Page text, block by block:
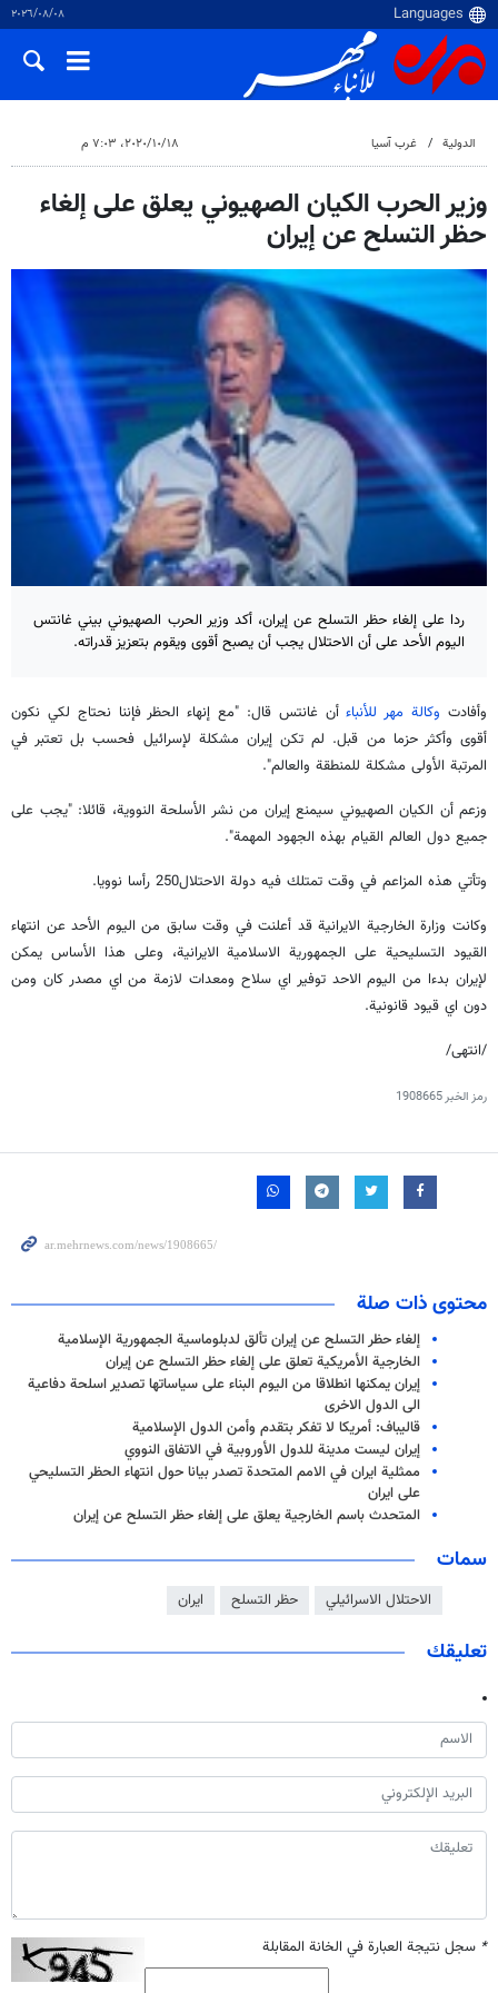
٠٨‏/٠٨‏/٢٠٢٦
الدولية غرب آسیا ١٨‏/١٠‏/٢٠٢٠، ٧:٠٣ م
وزير الحرب الکیان الصهيوني يعلق على إلغاء
حظر التسلح عن إيران
ردا على إلغاء حظر التسلح عن إيران، أكد وزير الحرب الصهیوني بيني غانتس
اليوم الأحد على أن الاحتلال يجب أن يصبح أقوى ويقوم بتعزيز قدراته.
وأفادت وكالة مهر للأنباءأن غانتس قال: "مع إنهاء الحظر فإننا نحتاج لكي نكون
أقوى وأكثر حزما من قبل. لم تكن إيران مشكلة لإسرائيل فحسب بل تعتبر في
المرتبة الأولى مشكلة للمنطقة والعالم".
وزعم أن الكيان الصهيوني سيمنع إيران من نشر الأسلحة النووية، قائلا: "يجب على
جميع دول العالم القيام بهذه الجهود المهمة".
وتأتي هذه المزاعم في وقت تمتلك فيه دولة الاحتلال250 رأسا نوويا.
وكانت وزارة الخارجية الايرانية قد أعلنت في وقت سابق من اليوم الأحد عن انتهاء
القيود التسليحية على الجمهورية الاسلامية الايرانية، وعلى هذا الأساس يمكن
لإيران بدءا من اليوم الاحد توفير اي سلاح ومعدات لازمة من اي مصدر كان ومن
دون اي قيود قانونية.
/انتهى/
رمز الخبر1908665
محتوى ذات صلة
إلغاء حظر التسلح عن إيران تألق لدبلوماسية الجمهورية الإسلامية
الخارجية الأمريكية تعلق على إلغاء حظر التسلح عن إيران
إيران يمكنها انطلاقا من اليوم البناء على سياساتها تصدير اسلحة دفاعية
الى الدول الاخرى
قاليباف: أمريكا لا تفكر بتقدم وأمن الدول الإسلامية
إيران ليست مدينة للدول الأوروبية في الاتفاق النووي
ممثلية ايران في الامم المتحدة تصدر بيانا حول انتهاء الحظر التسليحي
على ايران
المتحدث باسم الخارجية يعلق على إلغاء حظر التسلح عن إيران
سمات
الاحتلال الاسرائيلي حظر التسلح ايران
تعليقك
* سجل نتيجة العبارة في الخانة المقابلة